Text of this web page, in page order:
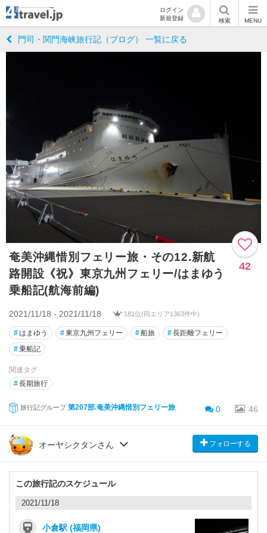
ログイン
新規登録
検索 MENU
門司・関門海峡旅行記（ブログ） 一覧に戻る
奄美沖縄惜別フェリー旅・その12.新航
路開設《祝》東京九州フェリー/はまゆう
乗船記(航海前編)
42
2021/11/18 - 2021/11/18 181位(同エリア1363件中)
#はまゆう #東京九州フェリー #船旅 #長距離フェリー
#乗船記
関連タグ
#長期旅行
旅行記グループ 第207部.奄美沖縄惜別フェリー旅 0 46
オーヤシクタンさん フォローする
この旅行記のスケジュール
2021/11/18
小倉駅 (福岡県)